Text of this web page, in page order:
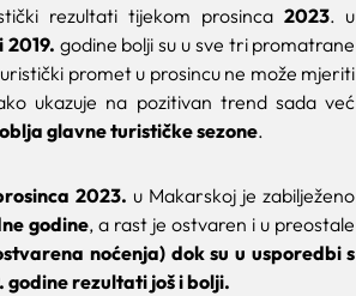
rezultati tijekom prosinca2023. u
godine bolji su u sve tri promatrane
promet u prosincu ne može mjeriti
ukazuje na pozitivan trend sada već
glavne turističke sezone.
2023. u Makarskoj je zabilježeno
godine, a rast je ostvaren i u preostale
noćenja) dok su u usporedbi s
rezultati još i bolji.